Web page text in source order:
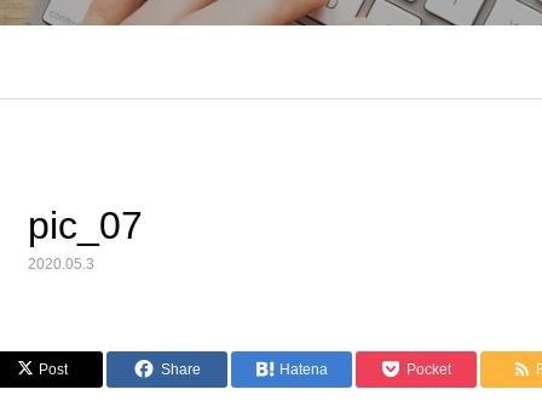
pic_07
2020.05.3
Post Share Hatena Pocket